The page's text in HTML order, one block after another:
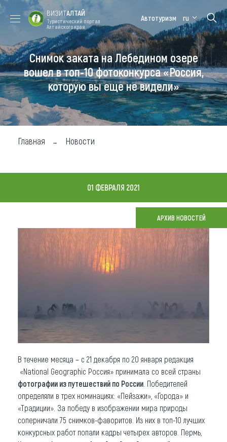
Форум VISIT
ALTAI
Цветение
маральника
Медицинский
форум
Алтайская
зимовка
Туры
Где побывать
Чем заняться
Карта
Что привезти (сувениры)
О регионе
Другие рубрики
ВИЗИТАЛТАЙ
Туристический портал
Алтайского края
Автотуризм ru
Снимок заката на Лебедином озере
вошел в топ-10 фотоконкурса «Россия,
которую вы еще не видели»
Главная Новости
01 ФЕВРАЛЯ 2021
АРХИВ НОВОСТЕЙ
В течение месяца – с 21 декабря по 20 января редакция
«National Geographic Россия» принимала со всей страны
фотографии из путешествий по России . Победителей
определяли в трех номинациях: «Пейзажи», «Города» и
«Традиции». За победу в изображении мира природы
соперничали 75 снимков-фаворитов. Из них в топ-10 лучших
конкурсных работ попали кадры четырех авторов. Пермь,